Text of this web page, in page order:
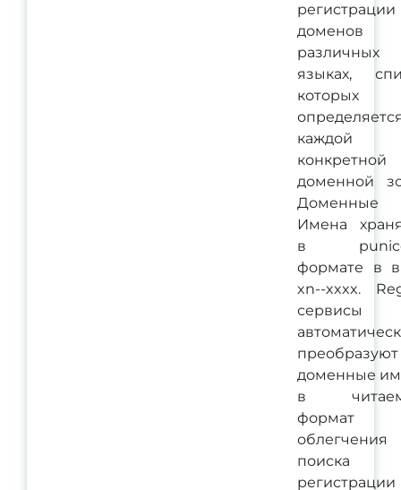
регистрации
доменов
различных
языках,
которых
каждой
конкретной
доменной
Доменные
Имена
в
формате в
xn--xxxx.
сервисы
преобразуют
доменные
в
формат
облегчения
регистрации